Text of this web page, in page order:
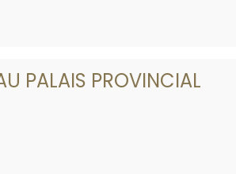
PALAIS PROVINCIAL